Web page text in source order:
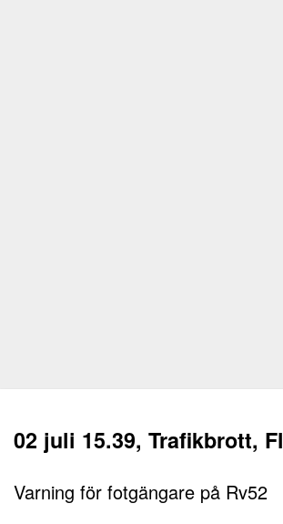
02 juli 15.39, Trafikbrott,
Varning för fotgängare på Rv52